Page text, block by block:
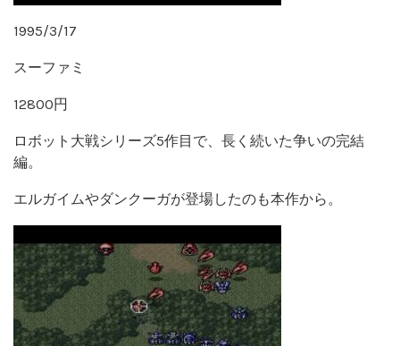
1995/3/17
スーファミ
12800円
ロボット大戦シリーズ5作目で、長く続いた争いの完結
編。
エルガイムやダンクーガが登場したのも本作から。